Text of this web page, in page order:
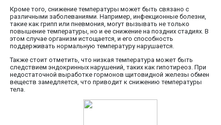
Кроме того, снижение температуры может быть связано с
различными заболеваниями. Например, инфекционные болезни,
такие как грипп или пневмония, могут вызывать не только
повышение температуры, но и ее снижение на поздних стадиях. В
этом случае организм истощается, и его способность
поддерживать нормальную температуру нарушается.
Также стоит отметить, что низкая температура может быть
следствием эндокринных нарушений, таких как гипотиреоз. При
недостаточной выработке гормонов щитовидной железы обмен
веществ замедляется, что приводит к снижению температуры
тела.